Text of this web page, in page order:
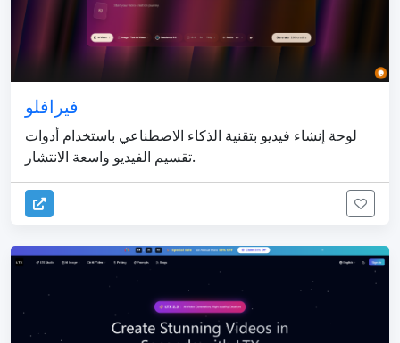
فيرافلو
لوحة إنشاء فيديو بتقنية الذكاء الاصطناعي باستخدام أدوات
تقسيم الفيديو واسعة الانتشار.